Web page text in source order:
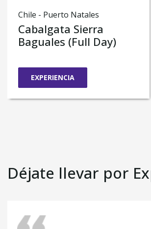
Chile - Puerto Natales
Cabalgata Sierra
Baguales (Full Day)
EXPERIENCIA
Déjate llevar por